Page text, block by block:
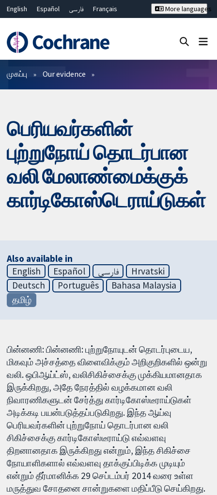
English Español فارسی
Français
Bahasa Malaysia
ไทย
繁體中文
简体中文
More languages
வடிகட்டிகள்
முகப்பு Our evidence
பெரியவர்களின்
புற்றுநோய் தொடர்பான
வலி மேலாண்மைக்குக்
கார்டிகோஸ்டெராய்டுகள்
Also available in
English
Español فارسی
Hrvatski
Deutsch
Português
Bahasa Malaysia
தமிழ்
பின்னணி: பின்னணி: புற்றுநோயுடன் தொடர்புடைய,
மிகவும் அச்சத்தை விளைவிக்கும் அறிகுறிகளில் ஒன்று
வலி. ஒபிஆய்ட்ஸ், வலிசிகிச்சைக்கு முக்கியமானதாக
இருக்கிறது, அதே நேரத்தில் வழக்கமான வலி
நிவாரணிகளுடன் சேர்த்து கார்டிகோஸ்டீராய்டுகள்
அடிக்கடி பயன்படுத்தப்படுகிறது. இந்த ஆய்வு
பெரியவர்களின் புற்றுநோய் தொடர்பான வலி
சிகிச்சைக்கு கார்டிகோஸ்டீராய்டு எவ்வளவு
திறனானதாக இருக்கிறது என்றும், இந்த சிகிச்சை
நோயாளிகளால் எவ்வளவு தாக்குப்பிடிக்க முடியும்
என்றும் தீர்மானிக்க 29 செப்டம்பர் 2014 வரை உள்ள
மருத்துவ சோதனை சான்றுகளை மதிப்பீடு செய்கிறது.